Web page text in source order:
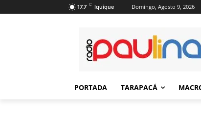
17.7 C Iquique Domingo, Agosto 9, 2026
PORTADA TARAPACÁ